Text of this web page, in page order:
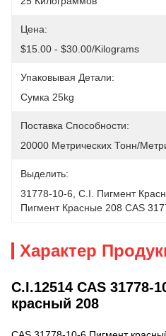
Цена:
$15.00 - $30.00/Kilograms
Упаковывая Детали:
Сумка 25kg
Поставка Способности:
20000 Метрических Тонн/
Выделить:
31778-10-6 C.i. Пигмент
Пигмент Красные 208 CAS
Характер
C.I.12514 CAS 31778-
красный 208